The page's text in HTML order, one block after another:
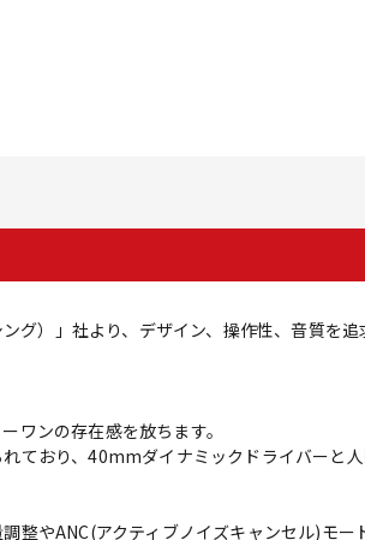
グ）」社より、デザイン、操作性、音質を追
ワンの存在感を放ちます。
ており、40mmダイナミックドライバーと
整やANC(アクティブノイズキャンセル)モー